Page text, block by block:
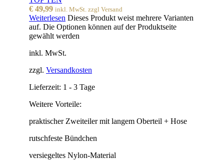
€ 49,99 inkl. MwSt. zzgl Versand
Weiterlesen Dieses Produkt weist mehrere Varianten
auf. Die Optionen können auf der Produktseite
gewählt werden
inkl. MwSt.
zzgl. Versandkosten
Lieferzeit: 1 - 3 Tage
Weitere Vorteile:
praktischer Zweiteiler mit langem Oberteil + Hose
rutschfeste Bündchen
versiegeltes Nylon-Material